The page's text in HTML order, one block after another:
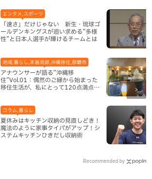
「速さ」だけじゃない 新生・琉球ゴ
ールデンキングスが追い求める“多様
性”と日本人選手が輝けるチームとは
エンタメ,スポーツ
アナウンサーが語る”沖縄移
住”Vol.01：偶然のご縁から始まった
移住生活が、私にとって120点満点に
地域,暮らし,本島南部,沖縄移住,那覇市
夏休みはキッチン収納の見直しどき！
魔法のように家事タイパがアップ！シ
ステムキッチンひきだし収納術
コラム,暮らし
Recommended by